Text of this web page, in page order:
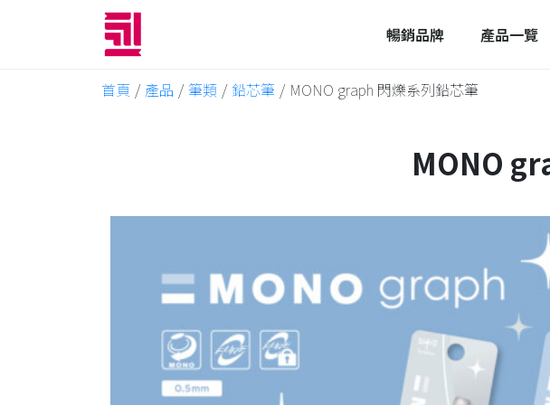
暢銷品牌 產品一覽
首頁 / 產品 / 筆類 / 鉛芯筆 / MONO graph 閃爍系列鉛芯筆
MONO